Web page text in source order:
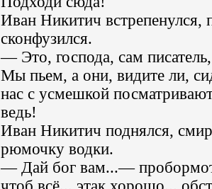
Иван Никитич встрепенулся,
сконфузился.
— Это, господа, сам
Мы пьем, а они, видите ли,
нас с усмешкой
ведь!
Иван Никитич поднялся,
рюмочку водки.
— Дай бог вам...—